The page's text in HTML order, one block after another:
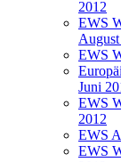
2012
EWS
EWS
Juni
EWS
2012
EWS
EWS